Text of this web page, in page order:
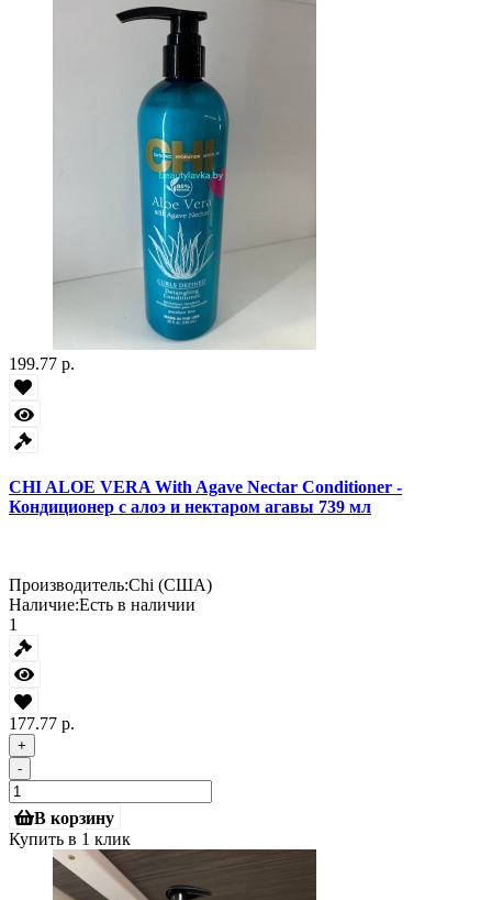
199.77 р.
CHI ALOE VERA With Agave Nectar Conditioner -
Кондиционер с алоэ и нектаром агавы 739 мл
Производитель:Chi (США)
Наличие:Есть в наличии
1
177.77 р.
+
-
В корзину
Купить в 1 клик